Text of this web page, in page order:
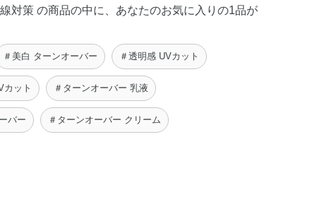
対策 の商品の中に、あなたのお気に入りの1品が
＃美白 ターンオーバー ＃透明感 UVカット
カット ＃ターンオーバー 乳液
バー ＃ターンオーバー クリーム